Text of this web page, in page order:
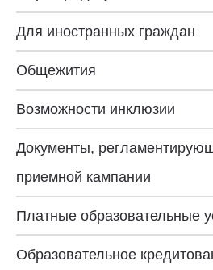
Для иностранных граждан
Общежития
Возможности инклюзии
Документы,
приемной кампании
Платные образовательные
Образовательное